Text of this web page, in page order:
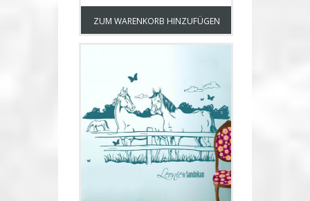
ZUM WARENKORB HINZUFÜGEN